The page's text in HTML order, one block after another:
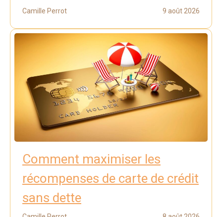
Camille Perrot 9 août 2026
Comment maximiser les
récompenses de carte de crédit
sans dette